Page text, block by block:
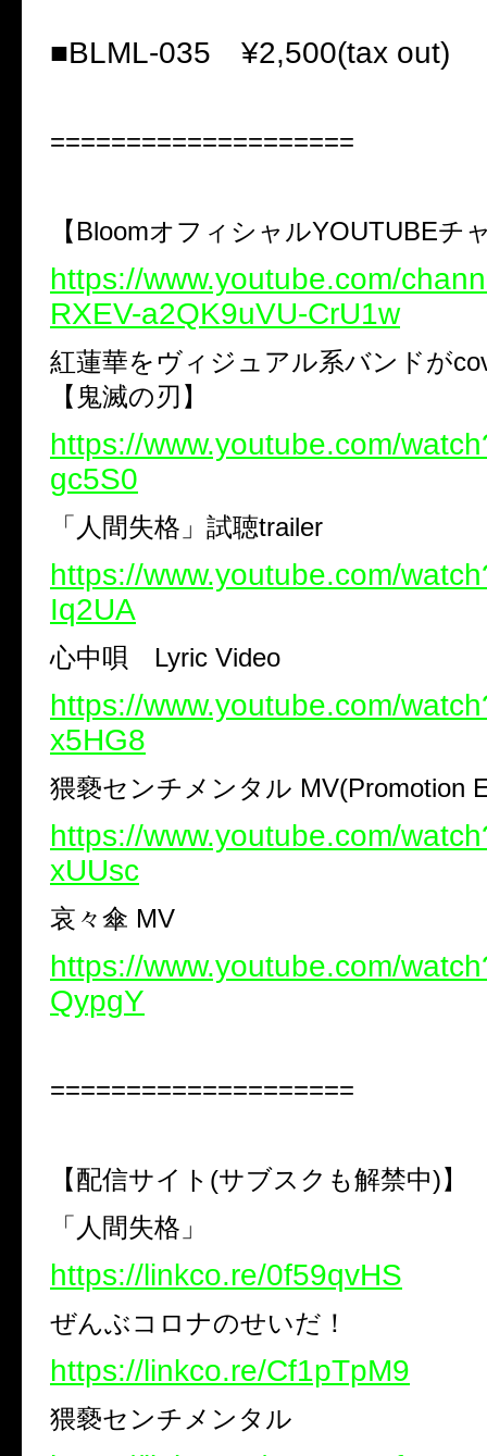
■BLML-035 ¥2,500(tax out)
====================
【BloomオフィシャルYOUTUBEチ
https://www.youtube.com/
RXEV-a2QK9uVU-CrU1w
紅蓮華をヴィジュアル系バンドが
【鬼滅の刃】
https://www.youtube.com/
gc5S0
「人間失格」試聴trailer
https://www.youtube.com/
Iq2UA
心中唄 Lyric Video
https://www.youtube.com/
x5HG8
猥褻センチメンタル MV(Promotion
https://www.youtube.com/
xUUsc
哀々傘 MV
https://www.youtube.com/
QypgY
====================
【配信サイト(サブスクも解禁中)】
「人間失格」
https://linkco.re/0f59qvHS
ぜんぶコロナのせいだ！
https://linkco.re/Cf1pTpM9
猥褻センチメンタル